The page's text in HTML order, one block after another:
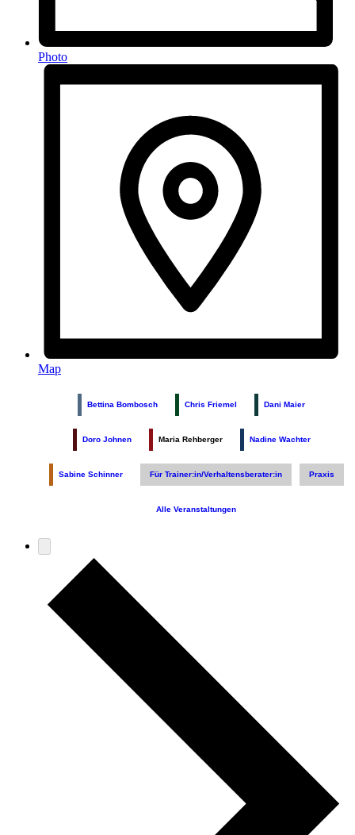
Photo
Map
Bettina Bombosch Chris Friemel Dani Maier
Doro Johnen Maria Rehberger Nadine Wachter
Sabine Schinner Für Trainer:in/Verhaltensberater:in Praxis
Alle Veranstaltungen